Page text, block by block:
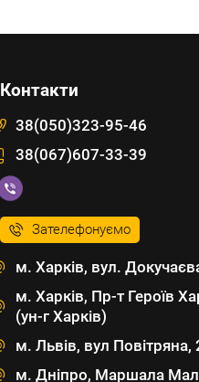
Контакти
38(050)323-95-46
38(067)607-33-39
Зателефонуємо
м. Харків, вул.
м. Харків, Пр-т Героїв
(ун-г Харків)
м. Львів, вул Повітряна,
м. Дніпро, Маршала